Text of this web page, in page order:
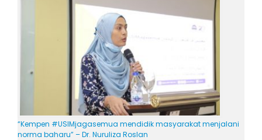
“Kempen #USIMjagasemua mendidik masyarakat menjalani
norma baharu” – Dr. Nuruliza Roslan